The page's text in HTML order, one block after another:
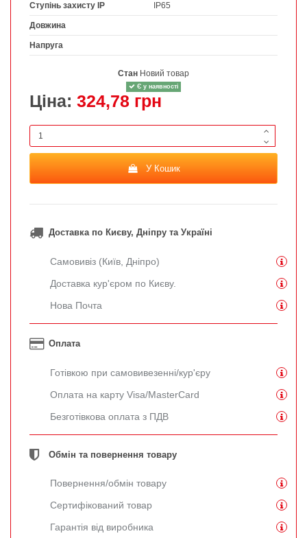
Ступінь захисту IP IP65
Довжина
Напруга
Стан Новий товар
Є у наявності
Ціна: 324,78 грн
У Кошик
Доставка по Києву, Дніпру та Україні
Самовивіз (Київ, Дніпро)
Доставка кур'єром по Києву.
Нова Почта
Оплата
Готівкою при самовивезенні/кур'єру
Оплата на карту Visa/MasterCard
Безготівкова оплата з ПДВ
Обмін та повернення товару
Повернення/обмін товару
Сертифікований товар
Гарантія від виробника